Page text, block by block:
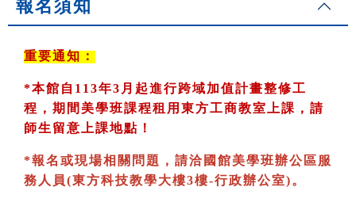
報名須知
重要通知：
*本館自113年3月起進行跨域加值計畫整修工
程，期間美學班課程租用東方工商教室
上課，請
師生留意上課地點！
*報名或現場相關問題，請洽國館美學班辦公區服
務人員(東方科技教學大樓3樓-行政辦公室)。